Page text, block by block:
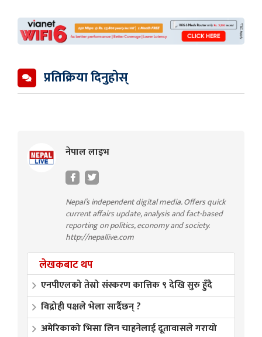
प्रतिक्रिया दिनुहोस्
नेपाल लाइभ
Nepal’s independent digital media. Offers quick
current affairs update, analysis and fact-based
reporting on politics, economy and society.
http://nepallive.com
लेखकबाट थप
एनपीएलको तेस्रो संस्करण कात्तिक ९ देखि सुरु हुँदै
विद्रोही पक्षले भेला सार्दैछन् ?
अमेरिकाको भिसा लिन चाहनेलाई दूतावासले गरायो